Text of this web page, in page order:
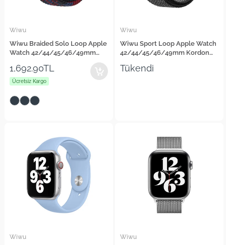
Wiwu
Wiwu Braided Solo Loop Apple
Watch 42/44/45/46/49mm
Kordon Contrast Color Medium
Strap Kayış
1,692.90TL
Ücretsiz Kargo
Wiwu
Wiwu Sport Loop Apple Watch
42/44/45/46/49mm Kordon
Tükendi
Wiwu Wiwu